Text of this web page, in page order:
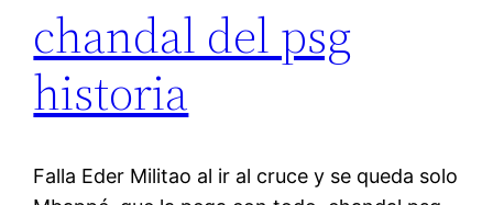
chandal del psg
historia
Falla Eder Militao al ir al cruce y se queda solo